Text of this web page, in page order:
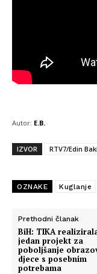
Autor: E.B.
IZVOR RTV7/Edin
OZNAKE Kuglanje
Prethodni članak
BiH: TIKA
jedan projekt za
poboljšanje
djece s posebnim
potrebama